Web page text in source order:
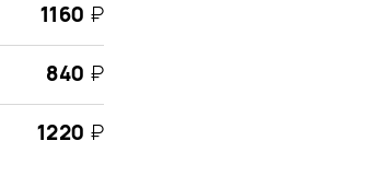
1160 ₽
840 ₽
1220 ₽